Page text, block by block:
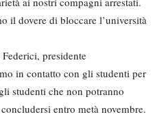
il dovere di bloccare l’università
presidente
in contatto con gli studenti per
studenti che non potranno
entro metà novembre.